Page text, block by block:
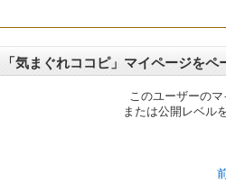
「気まぐれココピ」マイページを
このユーザーの
または公開レベル